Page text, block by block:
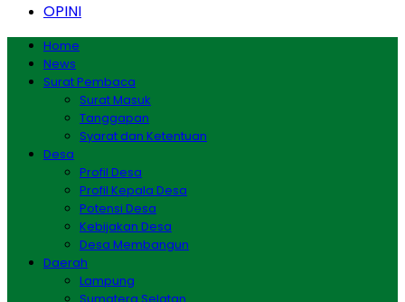
OPINI
Home
News
Surat Pembaca
Surat Masuk
Tanggapan
Syarat dan Ketentuan
Desa
Profil Desa
Profil Kepala Desa
Potensi Desa
Kebijakan Desa
Desa Membangun
Daerah
Lampung